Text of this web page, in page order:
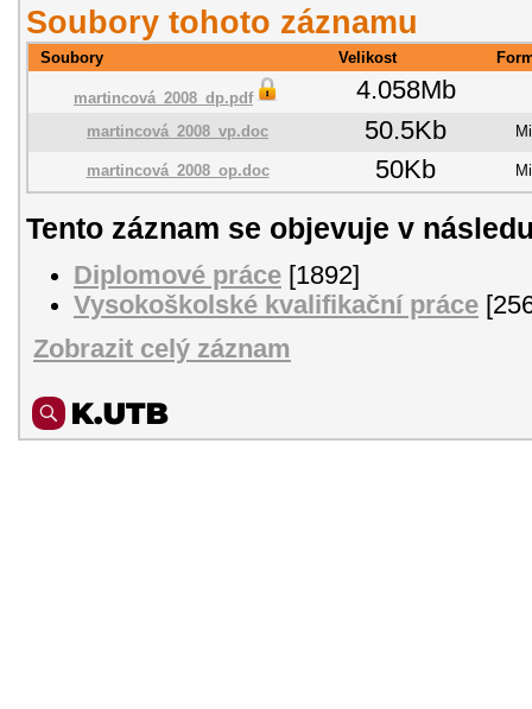
Soubory tohoto záznamu
Soubory Velikost
martincová_2008_dp.pdf 4.058Mb
martincová_2008_vp.doc 50.5Kb
martincová_2008_op.doc 50Kb
Tento záznam se objevuje v
Diplomové práce [1892]
Vysokoškolské kvalifikační práce
Zobrazit celý záznam